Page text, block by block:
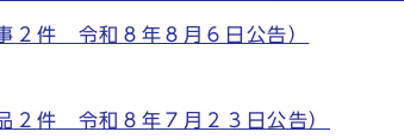
２件 令和８年８月６日公告）
２件 令和８年７月２３日公告）